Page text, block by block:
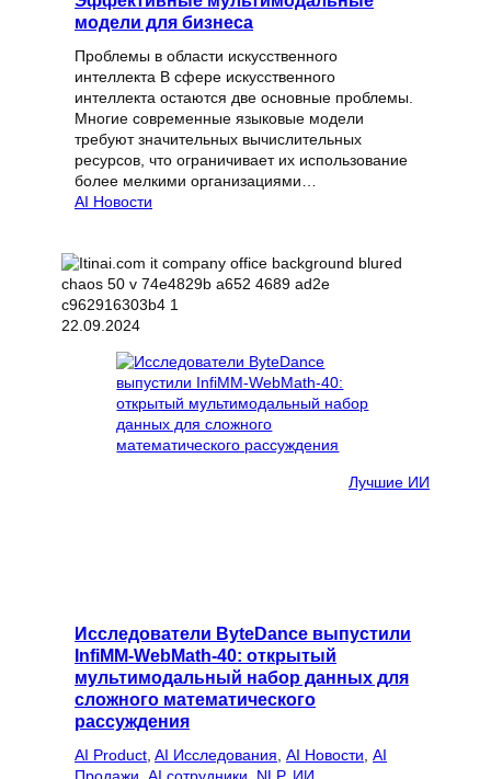
модели для бизнеса
Проблемы в области искусственного
интеллекта В сфере искусственного
интеллекта остаются две основные проблемы.
Многие современные языковые модели
требуют значительных вычислительных
ресурсов, что ограничивает их использование
более мелкими организациями…
AI Новости
22.09.2024
Лучшие ИИ
Исследователи ByteDance выпустили
InfiMM-WebMath-40: открытый
мультимодальный набор данных для
сложного математического
рассуждения
AI Product AI Исследования AI Новости AI